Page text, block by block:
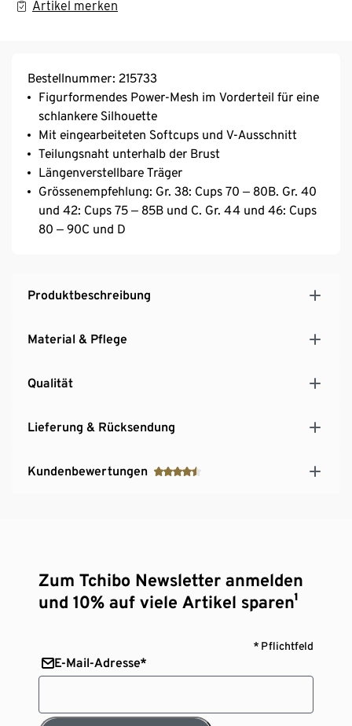
Artikel merken
Bestellnummer: 215733
Figurformendes Power-Mesh im Vorderteil für eine
schlankere Silhouette
Mit eingearbeiteten Softcups und V-Ausschnitt
Teilungsnaht unterhalb der Brust
Längenverstellbare Träger
Grössenempfehlung: Gr. 38: Cups 70 ‒ 80B. Gr. 40
und 42: Cups 75 ‒ 85B und C. Gr. 44 und 46: Cups
80 ‒ 90C und D
Produktbeschreibung
Material & Pflege
Qualität
Lieferung & Rücksendung
Kundenbewertungen
Zum Tchibo Newsletter anmelden
und 10% auf viele Artikel sparen¹
* Pflichtfeld
E-Mail-Adresse*